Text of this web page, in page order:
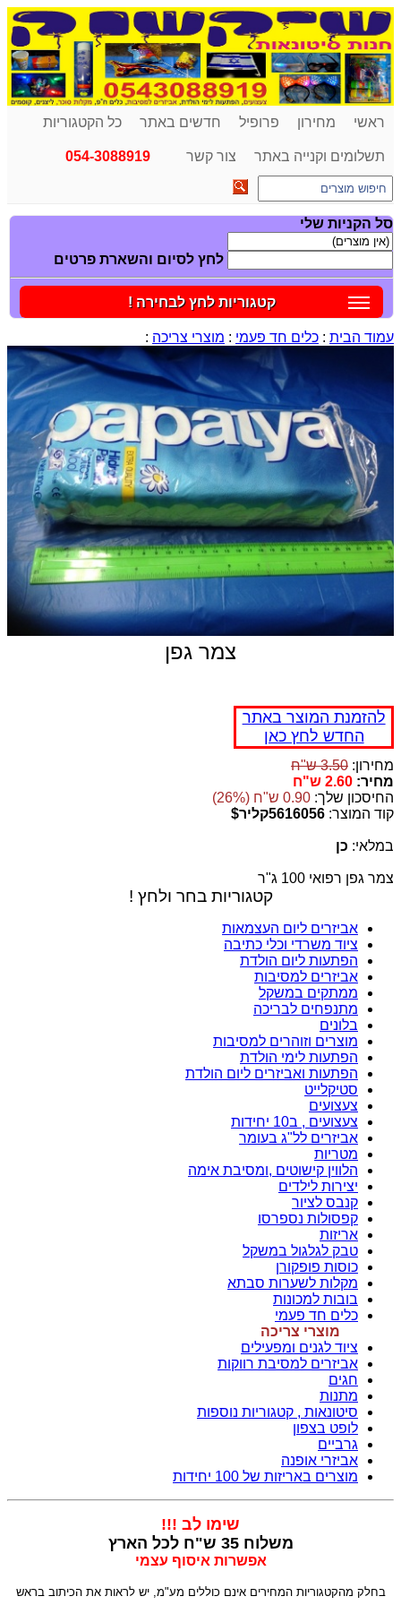
ראשי מחירון פרופיל חדשים באתר כל הקטגוריות
תשלומים וקנייה באתר צור קשר 054-3088919
סל הקניות שלי
לחץ לסיום והשארת פרטים
קטגוריות לחץ לבחירה !
עמוד הבית : כלים חד פעמי : מוצרי צריכה :
צמר גפן
להזמנת המוצר באתר
החדש לחץ כאן
מחירון: 3.50 ש"ח
מחיר: 2.60 ש"ח
החיסכון שלך: 0.90 ש"ח (26%)
קוד המוצר: 5616056קליר$
במלאי: כן
צמר גפן רפואי 100 ג"ר
קטגוריות בחר ולחץ !
אביזרים ליום העצמאות
ציוד משרדי וכלי כתיבה
הפתעות ליום הולדת
אביזרים למסיבות
ממתקים במשקל
מתנפחים לבריכה
בלונים
מוצרים וזוהרים למסיבות
הפתעות לימי הולדת
הפתעות ואביזרים ליום הולדת
סטיקלייט
צעצועים
צעצועים , ב10 יחידות
אביזרים לל"ג בעומר
מטריות
הלווין קישוטים ,ומסיבת אימה
יצירות לילדים
קנבס לציור
קפסולות נספרסו
אריזות
טבק לגלגול במשקל
כוסות פופקורן
מקלות לשערות סבתא
בובות למכונות
כלים חד פעמי
מוצרי צריכה
ציוד לגנים ומפעילים
אביזרים למסיבת רווקות
חגים
מתנות
סיטונאות , קטגוריות נוספות
לופט בצפון
גרביים
אביזרי אופנה
מוצרים באריזות של 100 יחידות
שימו לב !!!
משלוח 35 ש"ח לכל הארץ
אפשרות איסוף עצמי
בחלק מהקטגוריות המחירים אינם כוללים מע"מ, יש לראות את הכיתוב בראש